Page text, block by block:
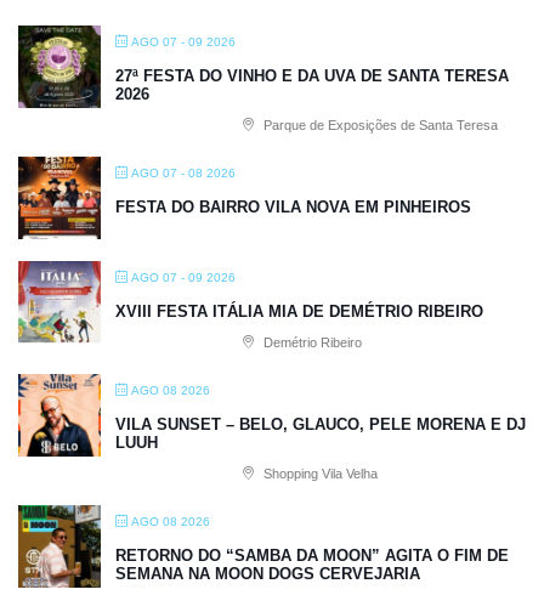
AGO 07 - 09 2026
27ª FESTA DO VINHO E DA UVA DE SANTA TERESA
2026
Parque de Exposições de Santa Teresa
AGO 07 - 08 2026
FESTA DO BAIRRO VILA NOVA EM PINHEIROS
AGO 07 - 09 2026
XVIII FESTA ITÁLIA MIA DE DEMÉTRIO RIBEIRO
Demétrio Ribeiro
AGO 08 2026
VILA SUNSET – BELO, GLAUCO, PELE MORENA E DJ
LUUH
Shopping Vila Velha
AGO 08 2026
RETORNO DO “SAMBA DA MOON” AGITA O FIM DE
SEMANA NA MOON DOGS CERVEJARIA